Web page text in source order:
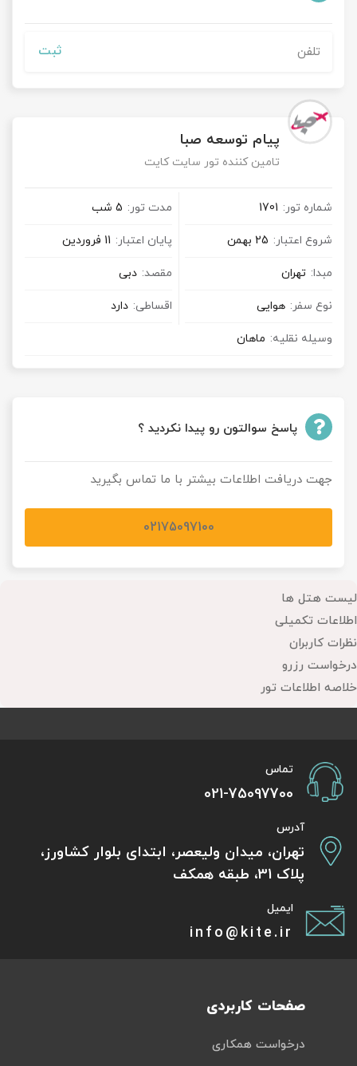
لیست هتل ها
اطلاعات تکمیلی
نظرات کاربران
درخواست رزرو
خلاصه اطلاعات تور
ثبت
پیام توسعه صبا
تامین کننده تور سایت کایت
شماره تور: 1701 مدت تور: 5 شب
شروع اعتبار: 25 بهمن پایان اعتبار: 11 فروردین
مبدا: تهران مقصد: دبی
نوع سفر: هوایی اقساطی: دارد
وسیله نقلیه: ماهان
پاسخ سوالتون رو پیدا نکردید ؟
جهت دریافت اطلاعات بیشتر با ما تماس بگیرید
02175097100
تماس
021-75097700
آدرس
تهران، میدان ولیعصر، ابتدای بلوار کشاورز،
پلاک 31، طبقه همکف
ایمیل
info@kite.ir
صفحات کاربردی
درخواست همکاری